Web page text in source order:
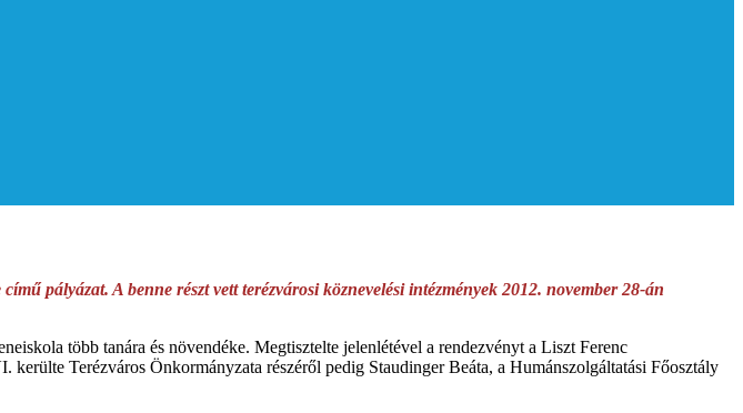
pályázat. A benne részt vett terézvárosi köznevelési intézmények 2012. november 28-án
több tanára és növendéke. Megtisztelte jelenlétével a rendezvényt a Liszt Ferenc
Terézváros Önkormányzata részéről pedig Staudinger Beáta, a Humánszolgáltatási Főosztály